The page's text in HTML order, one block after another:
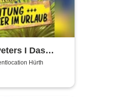
I Das
| Achtung -
UrlaubOpen
Hürth